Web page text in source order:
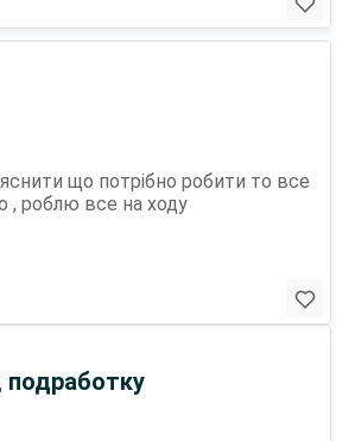
що потрібно робити то все
, роблю все на ходу
подработку